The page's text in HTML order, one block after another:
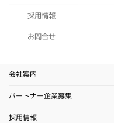
採用情報
お問合せ
会社案内
パートナー企業募集
採用情報